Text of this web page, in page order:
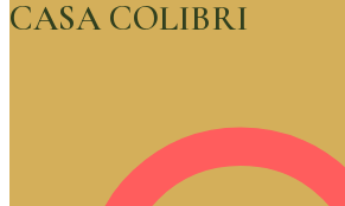
CASA COLIBRI